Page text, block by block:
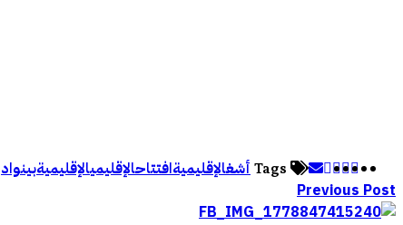
Tags أشغالإقليميةافتتاحالإقليميالإقليميةبينواد
Previous Post